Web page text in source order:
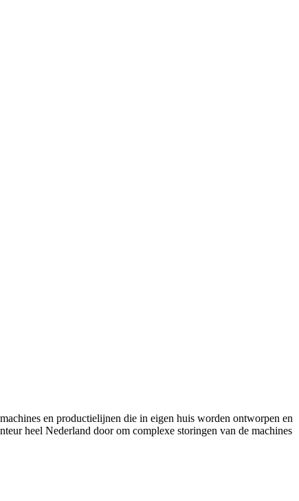
en productielijnen die in eigen huis worden ontworpen en
heel Nederland door om complexe storingen van de machines